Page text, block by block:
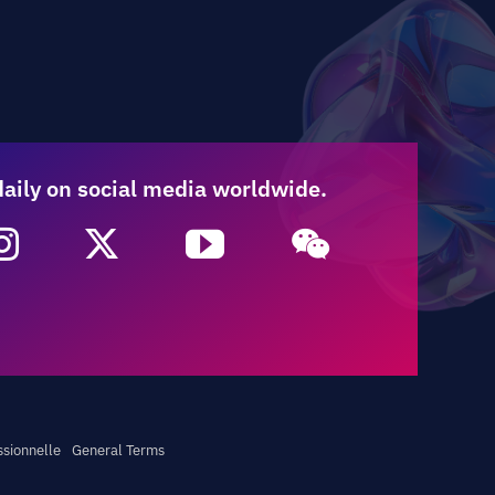
on social media worldwide.
General Terms